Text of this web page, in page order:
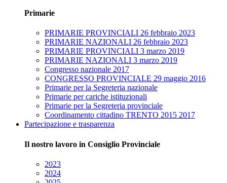
Primarie
PRIMARIE PROVINCIALI 26 febbraio 2023
PRIMARIE NAZIONALI 26 febbraio 2023
PRIMARIE PROVINCIALI 3 marzo 2019
PRIMARIE NAZIONALI 3 marzo 2019
Congresso nazionale 2017
CONGRESSO PROVINCIALE 29 maggio 2016
Primarie per la Segreteria nazionale
Primarie per cariche istituzionali
Primarie per la Segreteria provinciale
Coordinamento cittadino TRENTO 2015 2017
Partecipazione e trasparenza
Il nostro lavoro in Consiglio Provinciale
2023
2024